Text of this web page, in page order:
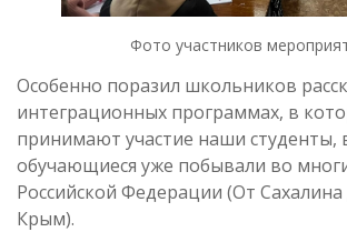
Фото участников
Особенно поразил школьников
интеграционных программах, в
принимают участие наши студенты,
обучающиеся уже побывали во
Российской Федерации (От Сахалина
Крым).